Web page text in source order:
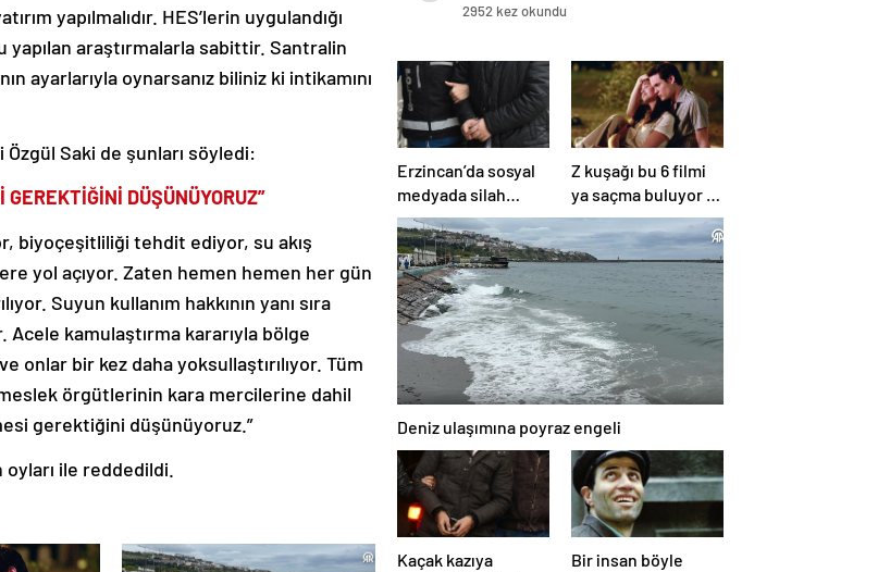
yapılmalıdır. HES’lerin uygulandığı
araştırmalarla sabittir. Santralin
ayarlarıyla oynarsanız biliniz ki intikamını
Saki de şunları söyledi:
DÜŞÜNÜYORUZ”
biyoçeşitliliği tehdit ediyor, su akış
yol açıyor. Zaten hemen hemen her gün
Suyun kullanım hakkının yanı sıra
kamulaştırma kararıyla bölge
onlar bir kez daha yoksullaştırılıyor. Tüm
örgütlerinin kara mercilerine dahil
gerektiğini düşünüyoruz.”
ile reddedildi.
2952 kez okundu
Erzincan’da sosyal
medyada silah
teşhiri yapanlar
yakalandı
Z kuşağı bu 6 filmi
ya saçma buluyor ya
da rahatsız edici ve
toksik!
Deniz ulaşımına poyraz engeli
Kaçak kazıya
Bir insan böyle